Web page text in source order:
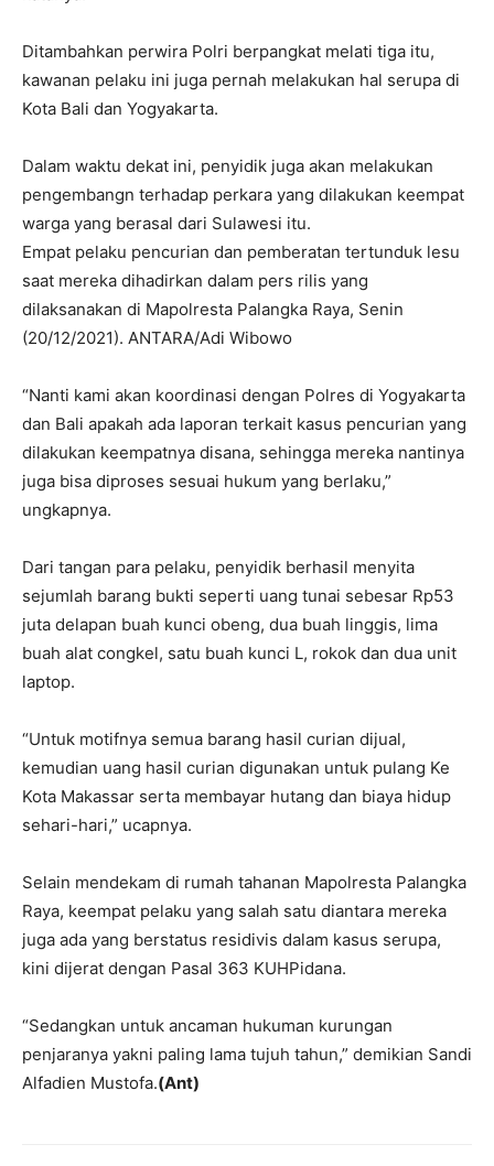
Ditambahkan perwira Polri berpangkat melati tiga itu,
kawanan pelaku ini juga pernah melakukan hal serupa di
Kota Bali dan Yogyakarta.
Dalam waktu dekat ini, penyidik juga akan melakukan
pengembangn terhadap perkara yang dilakukan keempat
warga yang berasal dari Sulawesi itu.
Empat pelaku pencurian dan pemberatan tertunduk lesu
saat mereka dihadirkan dalam pers rilis yang
dilaksanakan di Mapolresta Palangka Raya, Senin
(20/12/2021). ANTARA/Adi Wibowo
“Nanti kami akan koordinasi dengan Polres di Yogyakarta
dan Bali apakah ada laporan terkait kasus pencurian yang
dilakukan keempatnya disana, sehingga mereka nantinya
juga bisa diproses sesuai hukum yang berlaku,”
ungkapnya.
Dari tangan para pelaku, penyidik berhasil menyita
sejumlah barang bukti seperti uang tunai sebesar Rp53
juta delapan buah kunci obeng, dua buah linggis, lima
buah alat congkel, satu buah kunci L, rokok dan dua unit
laptop.
“Untuk motifnya semua barang hasil curian dijual,
kemudian uang hasil curian digunakan untuk pulang Ke
Kota Makassar serta membayar hutang dan biaya hidup
sehari-hari,” ucapnya.
Selain mendekam di rumah tahanan Mapolresta Palangka
Raya, keempat pelaku yang salah satu diantara mereka
juga ada yang berstatus residivis dalam kasus serupa,
kini dijerat dengan Pasal 363 KUHPidana.
“Sedangkan untuk ancaman hukuman kurungan
penjaranya yakni paling lama tujuh tahun,” demikian Sandi
Alfadien Mustofa.(Ant)